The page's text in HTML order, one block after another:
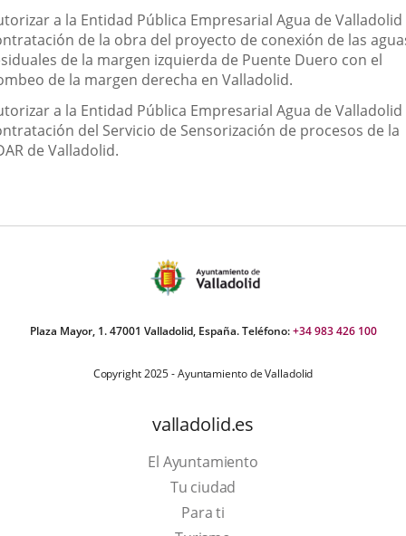
a la Entidad Pública Empresarial Agua de Valladolid
de la obra del proyecto de conexión de las
de la margen izquierda de Puente Duero con el
de la margen derecha en Valladolid.
a la Entidad Pública Empresarial Agua de Valladolid
del Servicio de Sensorización de procesos de la
de Valladolid.
Plaza Mayor, 1. 47001 Valladolid, España. Teléfono:+34 983 426 100
Copyright 2025 - Ayuntamiento de Valladolid
valladolid.es
El Ayuntamiento
Tu ciudad
Para ti